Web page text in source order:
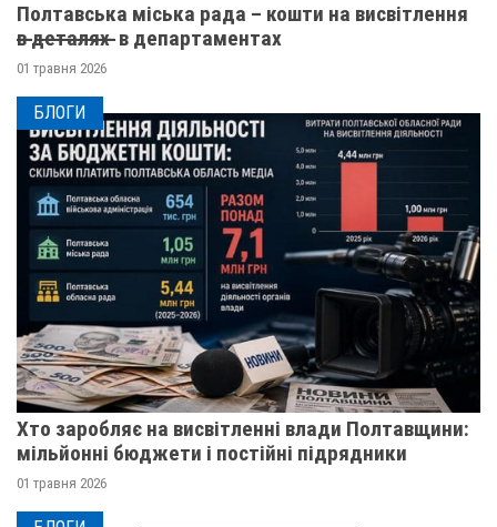
Полтавська міська рада – кошти на висвітлення
в̶ ̶д̶е̶т̶а̶л̶я̶х̶ ̶ в департаментах
01 травня 2026
БЛОГИ
Хто заробляє на висвітленні влади Полтавщини:
мільйонні бюджети і постійні підрядники
01 травня 2026